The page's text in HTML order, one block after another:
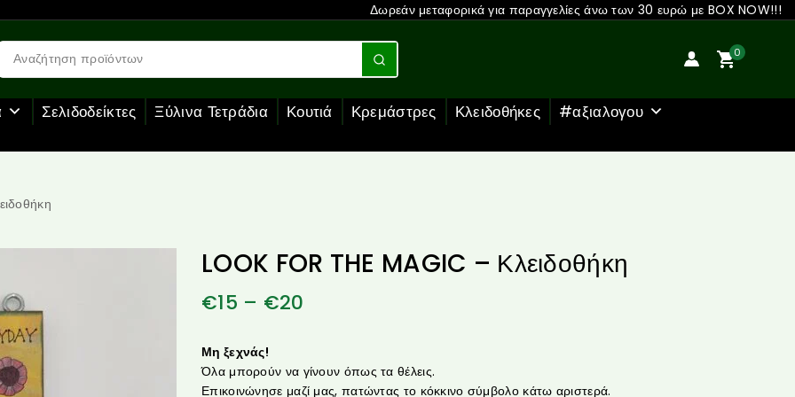
Δωρεάν μεταφορικά για παραγγελίες άνω των 30 ευρώ με BOX NOW!!!
0
Σελιδοδείκτες Ξύλινα Τετράδια Κουτιά Κρεμάστρες Κλειδοθήκες #αξιαλογου
LOOK FOR THE MAGIC – Κλειδοθήκη
€15 – €20
Μη ξεχνάς!
Όλα μπορούν να γίνουν όπως τα θέλεις.
Επικοινώνησε μαζί μας, πατώντας το κόκκινο σύμβολο κάτω αριστερά.